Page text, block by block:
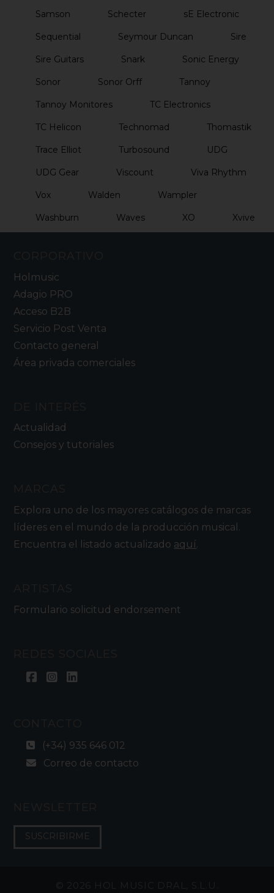
Samson Schecter sE Electronic
Sequential Seymour Duncan Sire
Sire Guitars Snark Sonic Energy
Sonor Sonor Orff Tannoy
Tannoy Monitores TC Electronics
TC Helicon Technomad Thomastik
Trace Elliot Turbosound UDG
UDG Gear Viscount Viva Rhythm
Vox Walden Wampler
Washburn Waves XO Xvive
Holmusic
Adagio PRO
Acceso B2B
Servicio Post Venta
Contacto general
Área privada comerciales
Actualidad
Consejos y tutoriales
Explora uno de los mayores catálogos de marcas
líderes en el mundo de la producción musical.
Encuentra el listado actualizado aquí.
Formulario solicitud endorsement
(+34) 935 646 012
Correo de contacto
SUSCRIBIRME